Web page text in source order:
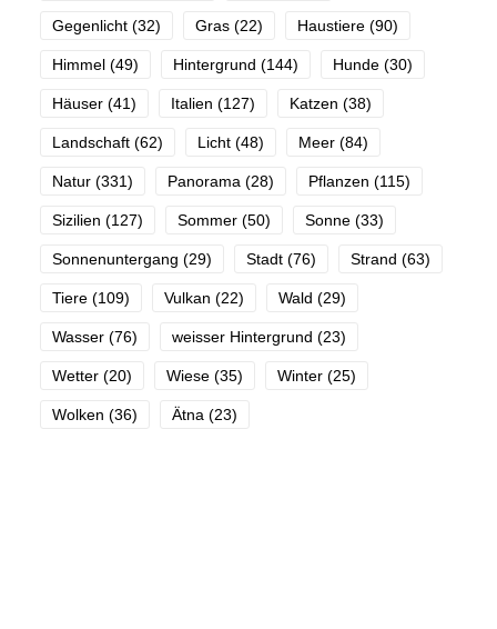
Gegenlicht (32) Gras (22) Haustiere (90)
Himmel (49) Hintergrund (144) Hunde (30)
Häuser (41) Italien (127) Katzen (38)
Landschaft (62) Licht (48) Meer (84)
Natur (331) Panorama (28) Pflanzen (115)
Sizilien (127) Sommer (50) Sonne (33)
Sonnenuntergang (29) Stadt (76) Strand (63)
Tiere (109) Vulkan (22) Wald (29)
Wasser (76) weisser Hintergrund (23)
Wetter (20) Wiese (35) Winter (25)
Wolken (36) Ätna (23)